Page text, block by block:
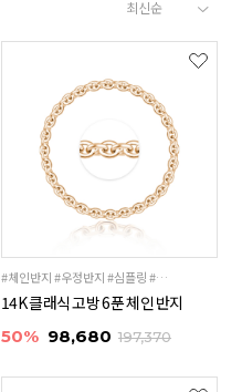
#체인반지 #우정반지 #심플링 #레이어드링
14K 클래식 고방 6푼 체인 반지
50% 98,680 197,370